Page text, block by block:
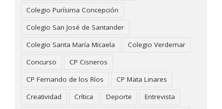
Colegio Purísima Concepción
Colegio San José de Santander
Colegio Santa María Micaela
Colegio Verdemar
Concurso
CP Cisneros
CP Fernando de los Ríos
CP Mata Linares
Creatividad
Crítica Deporte
Entrevista